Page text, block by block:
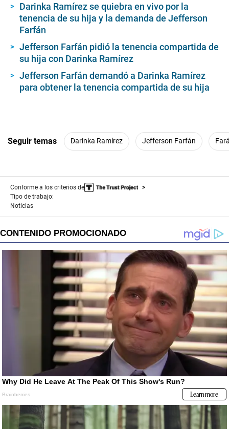
Darinka Ramírez se quiebra en vivo por la
tenencia de su hija y la demanda de Jefferson
Farfán
Jefferson Farfán pidió la tenencia compartida de
su hija con Darinka Ramírez
Jefferson Farfán demandó a Darinka Ramírez
para obtener la tenencia compartida de su hija
Seguir temas Darinka Ramírez Jefferson Farfán
Conforme a los criterios de
Tipo de trabajo:
Noticias